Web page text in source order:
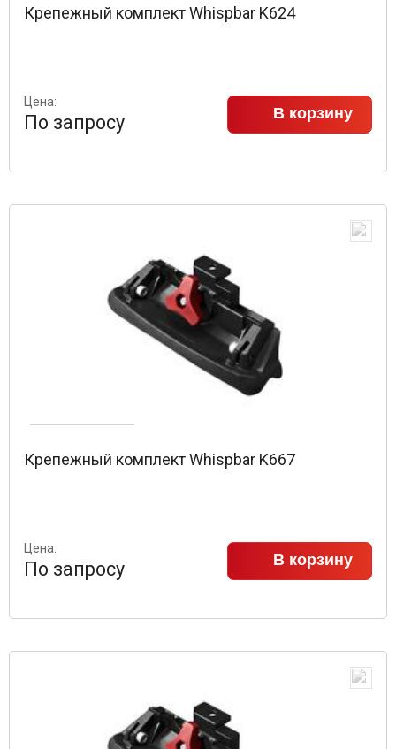
Крепежный комплект Whispbar K624
Цена:
По запросу В корзину
Крепежный комплект Whispbar K667
Цена:
По запросу В корзину